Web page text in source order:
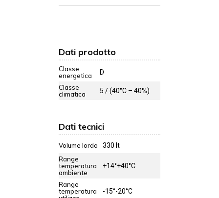
Dati prodotto
Classe
energetica
D
Classe
climatica
5 / (40°C – 40%)
Dati tecnici
Volume lordo
330 lt
Range
temperatura
ambiente
+14°+40°C
Range
temperatura
-15°-20°C